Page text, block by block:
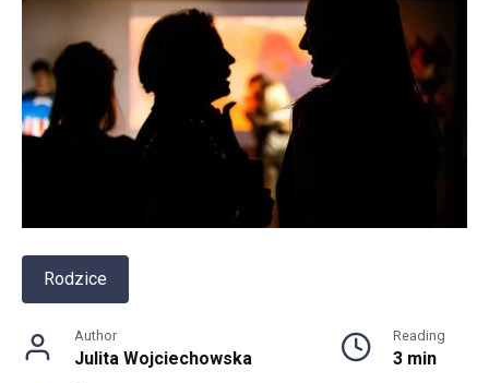
Rodzice
Author
Julita Wojciechowska
Reading
3 min